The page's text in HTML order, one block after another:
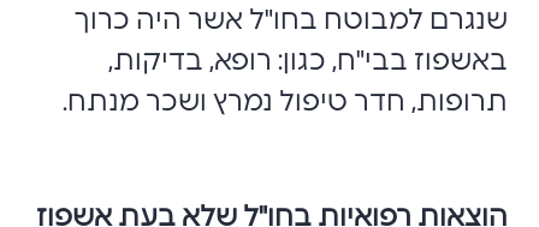
שנגרם למבוטח בחו"ל אשר היה כרוך
באשפוז בבי"ח, כגון: רופא, בדיקות,
תרופות, חדר טיפול נמרץ ושכר מנתח.
הוצאות רפואיות בחו"ל שלא בעת אשפוז